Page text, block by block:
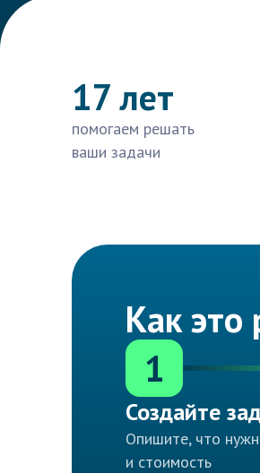
17 лет
помогаем решать
ваши задачи
Как это
1
Создайте
Опишите, что
и стоимость